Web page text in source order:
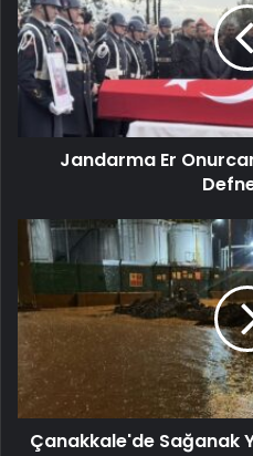
Jandarma Er
Çanakkale'de Sağanak